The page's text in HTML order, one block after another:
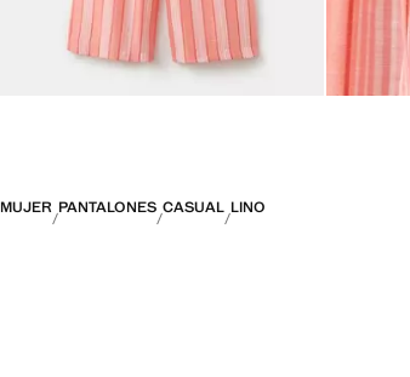
MUJER PANTALONES CASUAL LINO